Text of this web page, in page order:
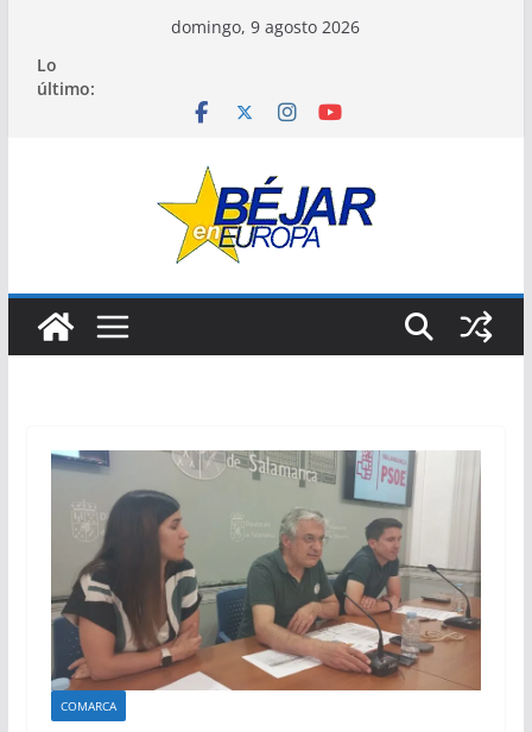
contenido
domingo, 9 agosto 2026
Lo
último:
COMARCA